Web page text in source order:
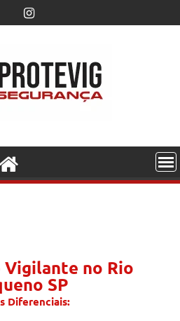
Vigilante no Rio
SP
Diferenciais: